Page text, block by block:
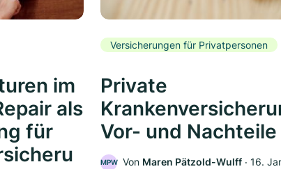
im
als
für
Versicherungen für Privatpersonen
Private
Vor- und Nachteile
MPW Von Maren Pätzold-Wulff ‧ 16.